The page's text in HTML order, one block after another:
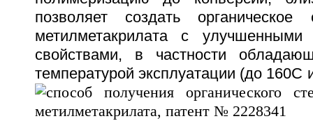
позволяет создать
метилметакрилата с улучшенными
свойствами, в частности
температурой эксплуатации (до 160С